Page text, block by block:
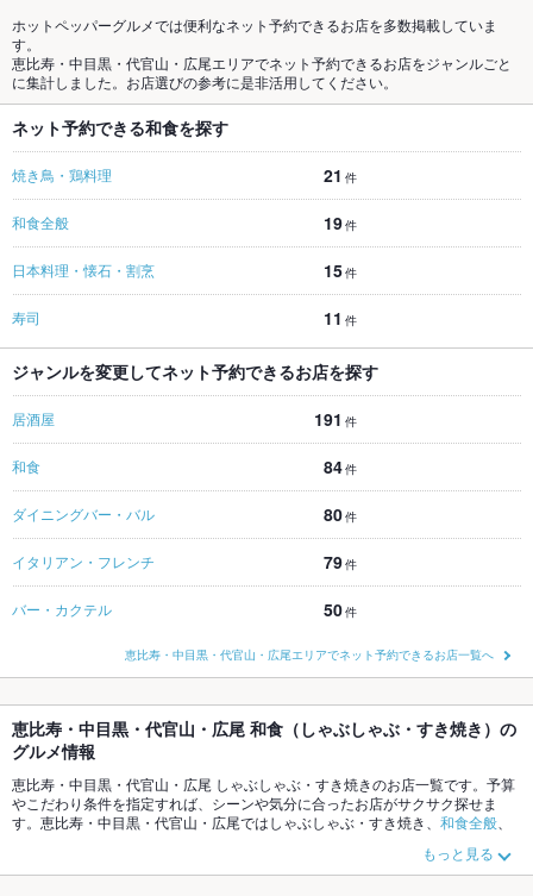
ホットペッパーグルメでは便利なネット予約できるお店を多数掲載していま
す。
恵比寿・中目黒・代官山・広尾エリアでネット予約できるお店をジャンルごと
に集計しました。お店選びの参考に是非活用してください。
ネット予約できる和食を探す
焼き鳥・鶏料理 21 件
和食全般 19件
日本料理・懐石・割烹 15件
寿司 11 件
ジャンルを変更してネット予約できるお店を探す
居酒屋 191 件
和食 84件
ダイニングバー・バル 80件
イタリアン・フレンチ 79件
バー・カクテル 50件
恵比寿・中目黒・代官山・広尾エリアでネット予約できるお店一覧へ
恵比寿・中目黒・代官山・広尾 和食（しゃぶしゃぶ・すき焼き）の
グルメ情報
恵比寿・中目黒・代官山・広尾 しゃぶしゃぶ・すき焼きのお店一覧です。予算
やこだわり条件を指定すれば、シーンや気分に合ったお店がサクサク探せま
す。恵比寿・中目黒・代官山・広尾ではしゃぶしゃぶ・すき焼き、 和食全般
すき焼きや季節の
おすすめ料理など、お店の最新情報をご紹介しているので安心！24時間使える
もっと見る